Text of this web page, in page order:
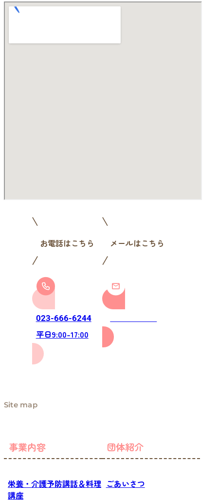
お電話はこちら
023-666-6244
平日9:00-17:00
メールはこちら
Site map
事業内容
栄養・介護予防講話＆料理
講座
団体紹介
ごあいさつ